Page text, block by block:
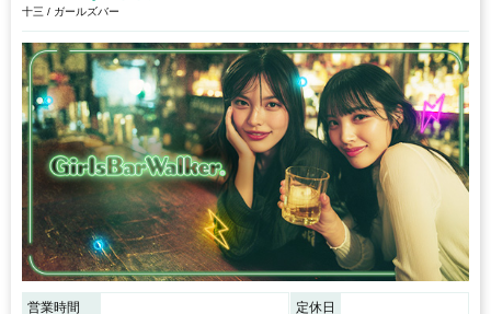
十三 / ガールズバー
営業時間 定休日